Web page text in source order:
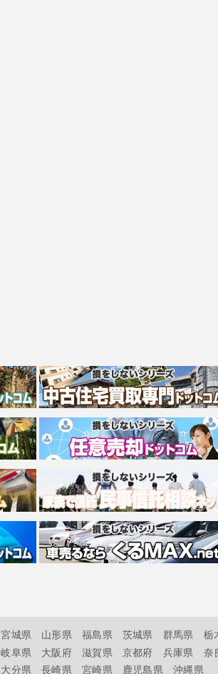
宮城県 山形県 福島県 茨城県 群馬県 栃
岐阜県 大阪府 滋賀県 京都府 兵庫県 奈
大分県 長崎県 宮崎県 鹿児島県 沖縄県